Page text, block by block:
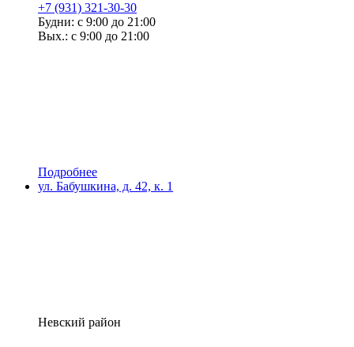
+7 (931) 321-30-30
Будни: с 9:00 до 21:00
Вых.: с 9:00 до 21:00
Подробнее
ул. Бабушкина, д. 42, к. 1
Невский район